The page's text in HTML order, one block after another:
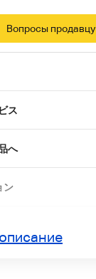
Вопросы продавцу